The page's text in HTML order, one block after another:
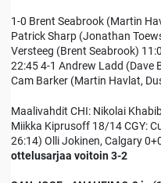
1-0 Brent Seabrook (Martin
Patrick Sharp (Jonathan
Versteeg (Brent Seabrook)
22:45 4-1 Andrew Ladd (Dave
Cam Barker (Martin Havlat,
Maalivahdit CHI: Nikolai
Miikka Kiprusoff 18/14 CGY:
26:14) Olli Jokinen, Calgary
ottelusarjaa voitoin 3-2